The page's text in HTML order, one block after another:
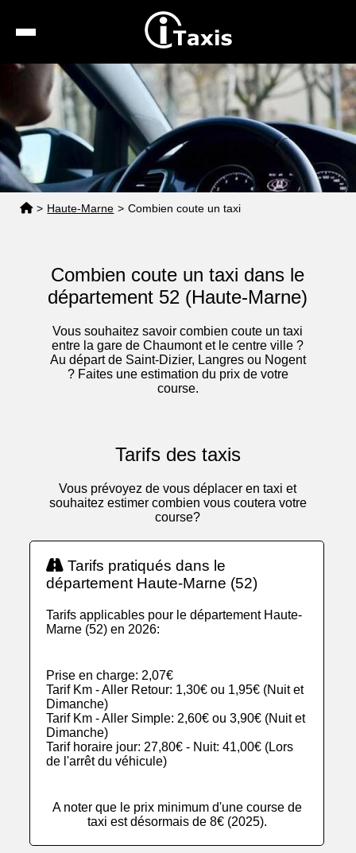
Recherche
Calcul de tarif
Taxis conventionnés
Espace pro
> Haute-Marne > Combien coute un taxi
Combien coute un taxi dans le
département 52 (Haute-Marne)
Vous souhaitez savoir combien coute un taxi
entre la gare de Chaumont et le centre ville ?
Au départ de Saint-Dizier, Langres ou Nogent
? Faites une estimation du prix de votre
course.
Tarifs des taxis
Vous prévoyez de vous déplacer en taxi et
souhaitez estimer combien vous coutera votre
course?
Tarifs pratiqués dans le
département Haute-Marne (52)
Tarifs applicables pour le département Haute-
Marne (52) en 2026:
Prise en charge: 2,07€
Tarif Km - Aller Retour: 1,30€ ou 1,95€ (Nuit et
Dimanche)
Tarif Km - Aller Simple: 2,60€ ou 3,90€ (Nuit et
Dimanche)
Tarif horaire jour: 27,80€ - Nuit: 41,00€ (Lors
de l'arrêt du véhicule)
A noter que le prix minimum d'une course de
taxi est désormais de 8€ (2025).